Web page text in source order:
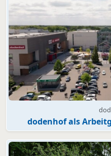
dodenhof als